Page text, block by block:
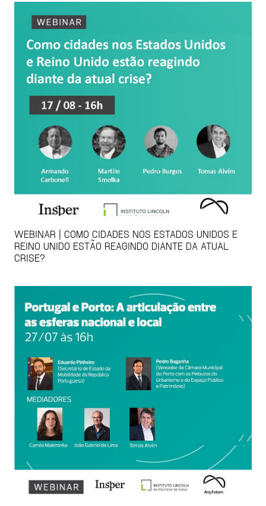
WEBINAR | COMO CIDADES NOS ESTADOS UNIDOS E
REINO UNIDO ESTÃO REAGINDO DIANTE DA ATUAL
CRISE?